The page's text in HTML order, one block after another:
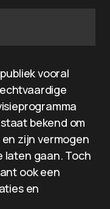
vooral
bekend om
zijn vermogen
laten gaan. Toch
ook een
en